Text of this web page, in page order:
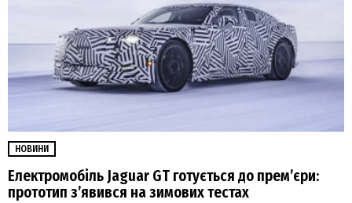
НОВИНИ
Електромобіль Jaguar GT готується до прем’єри:
прототип з’явився на зимових тестах